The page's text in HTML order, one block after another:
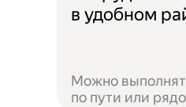
в удобном
Можно
по пути или